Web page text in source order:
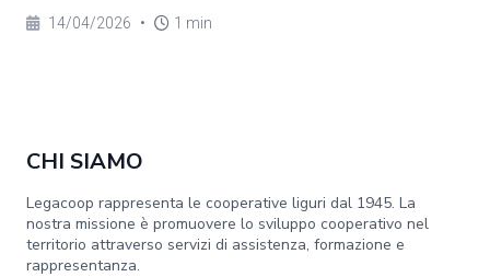
14/04/2026 • 1 min
CHI SIAMO
Legacoop rappresenta le cooperative liguri dal 1945. La
nostra missione è promuovere lo sviluppo cooperativo nel
territorio attraverso servizi di assistenza, formazione e
rappresentanza.